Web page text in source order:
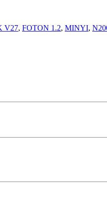
V27, FOTON 1.2, MINYI,